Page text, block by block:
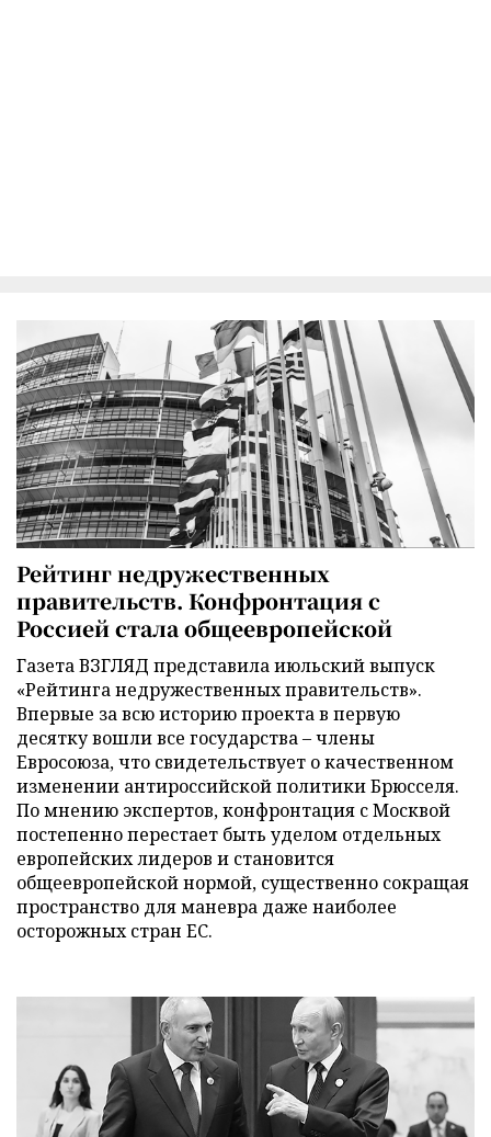
Рейтинг недружественных
правительств. Конфронтация с
Россией стала общеевропейской
Газета ВЗГЛЯД представила июльский выпуск
«Рейтинга недружественных правительств».
Впервые за всю историю проекта в первую
десятку вошли все государства – члены
Евросоюза, что свидетельствует о качественном
изменении антироссийской политики Брюсселя.
По мнению экспертов, конфронтация с Москвой
постепенно перестает быть уделом отдельных
европейских лидеров и становится
общеевропейской нормой, существенно сокращая
пространство для маневра даже наиболее
осторожных стран ЕС.